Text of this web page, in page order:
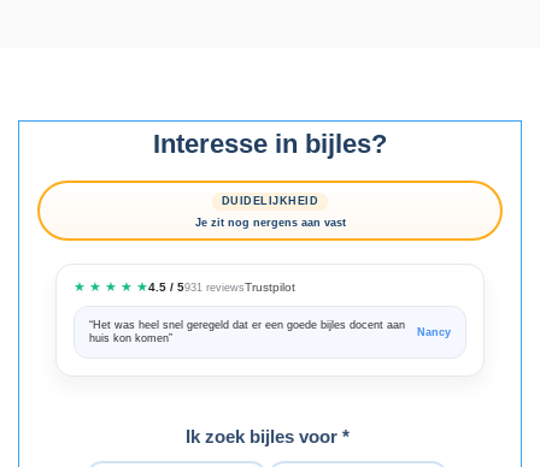
Interesse in bijles?
DUIDELIJKHEID
Je zit nog nergens aan vast
★ ★ ★ ★ ★4.5 / 5931 reviewsTrustpilot
“Het was heel snel geregeld dat er een goede bijles docent aan
huis kon komen”
Nancy
Ik zoek bijles voor *